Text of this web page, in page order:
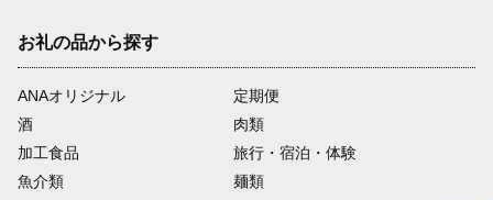
お礼の品から探す
ANAオリジナル
定期便
酒
肉類
加工食品
旅行・宿泊・体験
魚介類
麺類